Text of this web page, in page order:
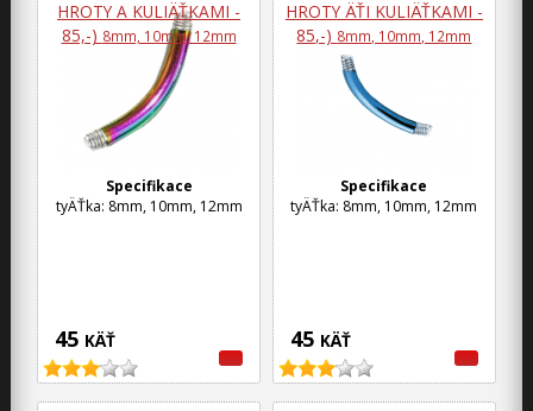
HROTY A KULIÄŤKAMI -
85,-) 8mm, 10mm, 12mm
45 KÄŤ
Specifikace
tyÄŤka: 8mm, 10mm, 12mm
HROTY ÄŤI KULIÄŤKAMI -
85,-) 8mm, 10mm, 12mm
45 KÄŤ
Specifikace
tyÄŤka: 8mm, 10mm, 12mm